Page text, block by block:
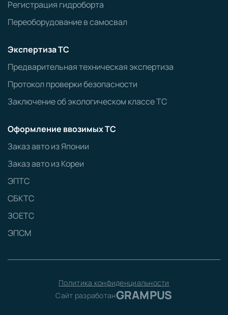
Регистрация гидроборта
Переоборудование в самосвал
Экспертиза ТС
Предварительная техническая экспертиза
Протокол проверки безопасности
Заключение об экологическом классе ТС
Оформление ввозимых ТС
Заказ авто из Японии
Заказ авто из Кореи
ЭПТС
СБКТС
ЗОЕТС
ЭПСМ
Политика конфиденциальности
Сайт разработанGRAMPUS